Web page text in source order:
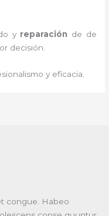
y reparación de de
decisión.
y eficacia.
congue. Habeo